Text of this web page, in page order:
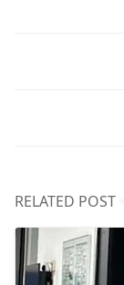
RELATED POST